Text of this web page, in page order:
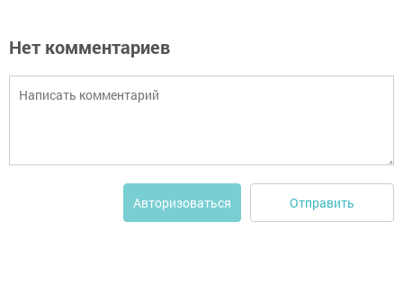
Нет комментариев
Авторизоваться Отправить